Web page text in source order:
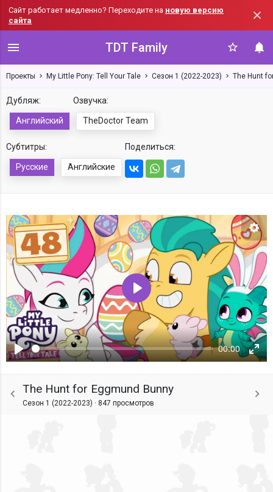
Сайт работает медленно? Переходите на новую версию
сайта
TDT Family
Проекты My Little Pony: Tell Your Tale Сезон 1 (2022-2023) The Hunt
Дубляж:
Английский
Озвучка:
TheDoctor Team
Субтитры:
Русские Английские
Поделиться:
Воспроизвести
00:00
Воспроизвести
The Hunt for Eggmund Bunny
Сезон 1 (2022-2023) · 847 просмотров